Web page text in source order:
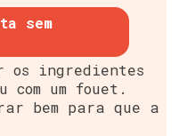
sem
os ingredientes
com um fouet.
bem para que a